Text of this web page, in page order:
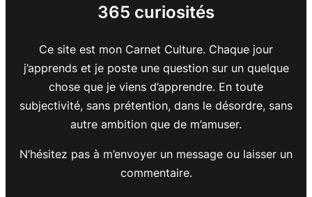
365 curiosités
Ce site est mon Carnet Culture. Chaque jour
j’apprends et je poste une question sur un quelque
chose que je viens d’apprendre. En toute
subjectivité, sans prétention, dans le désordre, sans
autre ambition que de m’amuser.
N’hésitez pas à m’envoyer un message ou laisser un
commentaire.